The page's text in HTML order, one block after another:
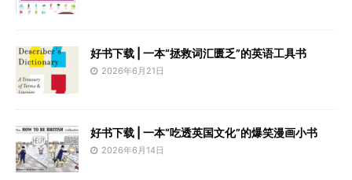
好书下载 | 一本“拯救词汇匮乏”的英语工具书
2026年6月21日
好书下载 | 一本“吃透英国文化”的爆笑漫画小书
2026年6月14日